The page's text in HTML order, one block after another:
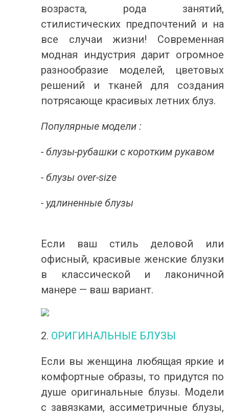
возраста, рода занятий,
стилистических предпочтений и на
все случаи жизни! Современная
модная индустрия дарит огромное
разнообразие моделей, цветовых
решений и тканей для создания
потрясающе красивых летних блуз.
Популярные модели :
- блузы-рубашки с коротким рукавом
- блузы over-size
- удлиненные блузы
Если ваш стиль деловой или
офисный, красивые женские блузки
в классической и лаконичной
манере — ваш вариант.
2. ОРИГИНАЛЬНЫЕ БЛУЗЫ
Если вы женщина любящая яркие и
комфортные образы, то придутся по
душе оригинальные блузы. Модели
с завязками, ассиметричные блузы,